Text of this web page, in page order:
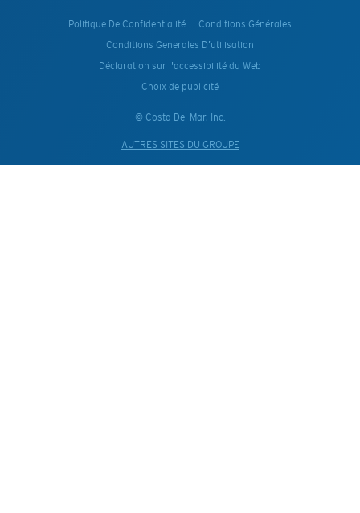
Politique De Confidentialité
Conditions Générales
Conditions Generales D’utilisation
Déclaration sur l'accessibilité du Web
Choix de publicité
© Costa Del Mar, Inc.
AUTRES SITES DU GROUPE